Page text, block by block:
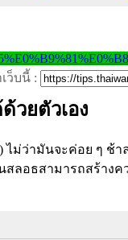
ว็บนี้ :
วยตัวเอง
ไม่ว่ามันจะค่อย ๆ ช้
ลอธสามารถสร้างค